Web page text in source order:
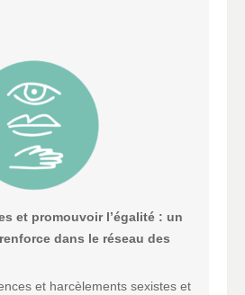
et promouvoir l’égalité : un
dans le réseau des
et harcèlements sexistes et